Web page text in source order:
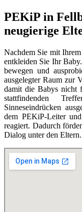
PEKiP in
neugierige
Nachdem Sie mit
entkleiden Sie Ihr
bewegen und
ausgelegter Raum zur
damit die Babys nicht
stattfindenden
Sinneseindrücken
dem PEKiP-Leiter
reagiert. Dadurch
Dialog unter den Eltern.